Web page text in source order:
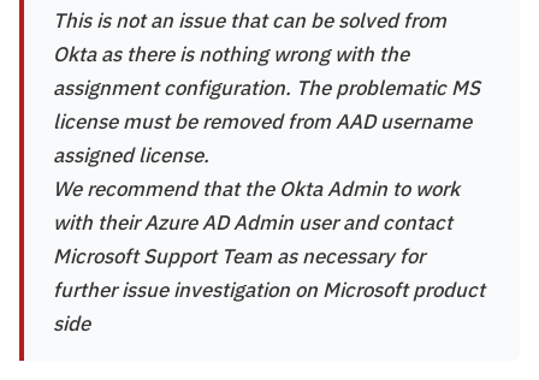
This is not an issue that can be solved from
Okta as there is nothing wrong with the
assignment configuration. The problematic MS
license must be removed from AAD username
assigned license.
We recommend that the Okta Admin to work
with their Azure AD Admin user and contact
Microsoft Support Team as necessary for
further issue investigation on Microsoft product
side